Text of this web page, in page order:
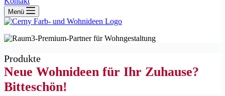
Menü
Produkte
Neue Wohnideen für Ihr Zuhause?
Bitteschön!